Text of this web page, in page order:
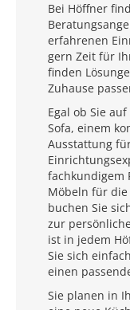
Bei Höffner
erfahrenen
gern Zeit für
finden
Zuhause
Egal ob Sie
Sofa, einem
Ausstattung
fachkundigem
Möbeln für
buchen Sie
zur
ist in jedem
Sie sich
einen
Sie planen in